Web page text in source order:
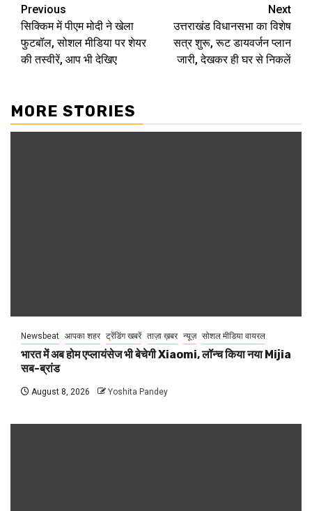
Continue
Reading
Previous
सिक्किम में पीएम मोदी ने खेला
फुटबॉल, सोशल मीडिया पर शेयर
की तस्वीरें, आप भी देखिए
Next
उत्तराखंड विधानसभा का विशेष
सत्र शुरू, रूट डायवर्जन प्लान
जारी, देखकर ही घर से निकलें
MORE STORIES
Newsbeat आपका शहर ट्रेंडिंग खबरें ताज़ा ख़बर न्यूज़ सोशल मीडिया वायरल
भारत में अब होम एप्लायंसेज भी बेचेगी Xiaomi, लॉन्च किया नया Mijia
सब-ब्रांड
August 8, 2026 Yoshita Pandey